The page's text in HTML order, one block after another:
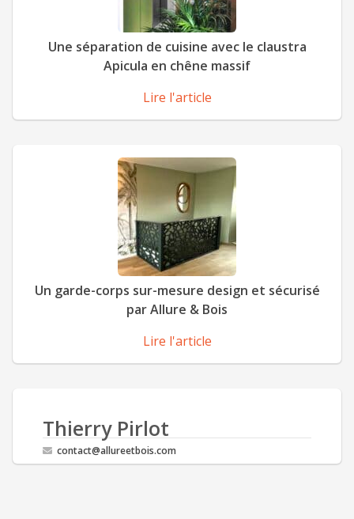
Une séparation de cuisine avec le claustra
Apicula en chêne massif
Lire l'article
Un garde-corps sur-mesure design et sécurisé
par Allure & Bois
Lire l'article
Thierry Pirlot
contact@allureetbois.com